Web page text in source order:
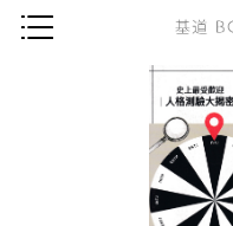
神學／教義
讀經／研經
信仰入門